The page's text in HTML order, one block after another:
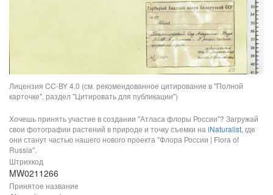
Лицензия CC-BY 4.0 (см. рекомендованное цитирование в "Полной
карточке", раздел "Цитировать для публикации")
Хочешь принять участие в создании "Атласа флоры России"? Загружай
свои фотографии растений в природе и точку съемки на iNaturalist, где
они станут частью нашего нового проекта "Флора России | Flora of
Russia".
Штрихкод
MW0211266
Принятое название